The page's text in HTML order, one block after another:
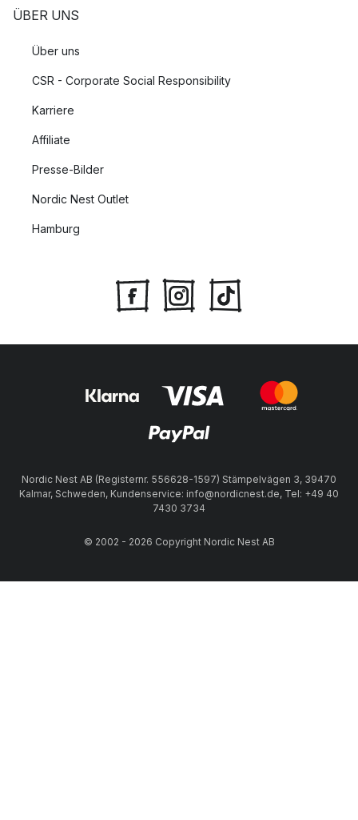
ÜBER UNS
Über uns
CSR - Corporate Social Responsibility
Karriere
Affiliate
Presse-Bilder
Nordic Nest Outlet
Hamburg
Nordic Nest AB (Registernr. 556628-1597) Stämpelvägen 3, 39470
Kalmar, Schweden, Kundenservice: info@nordicnest.de, Tel: +49 40
7430 3734
© 2002 - 2026 Copyright Nordic Nest AB